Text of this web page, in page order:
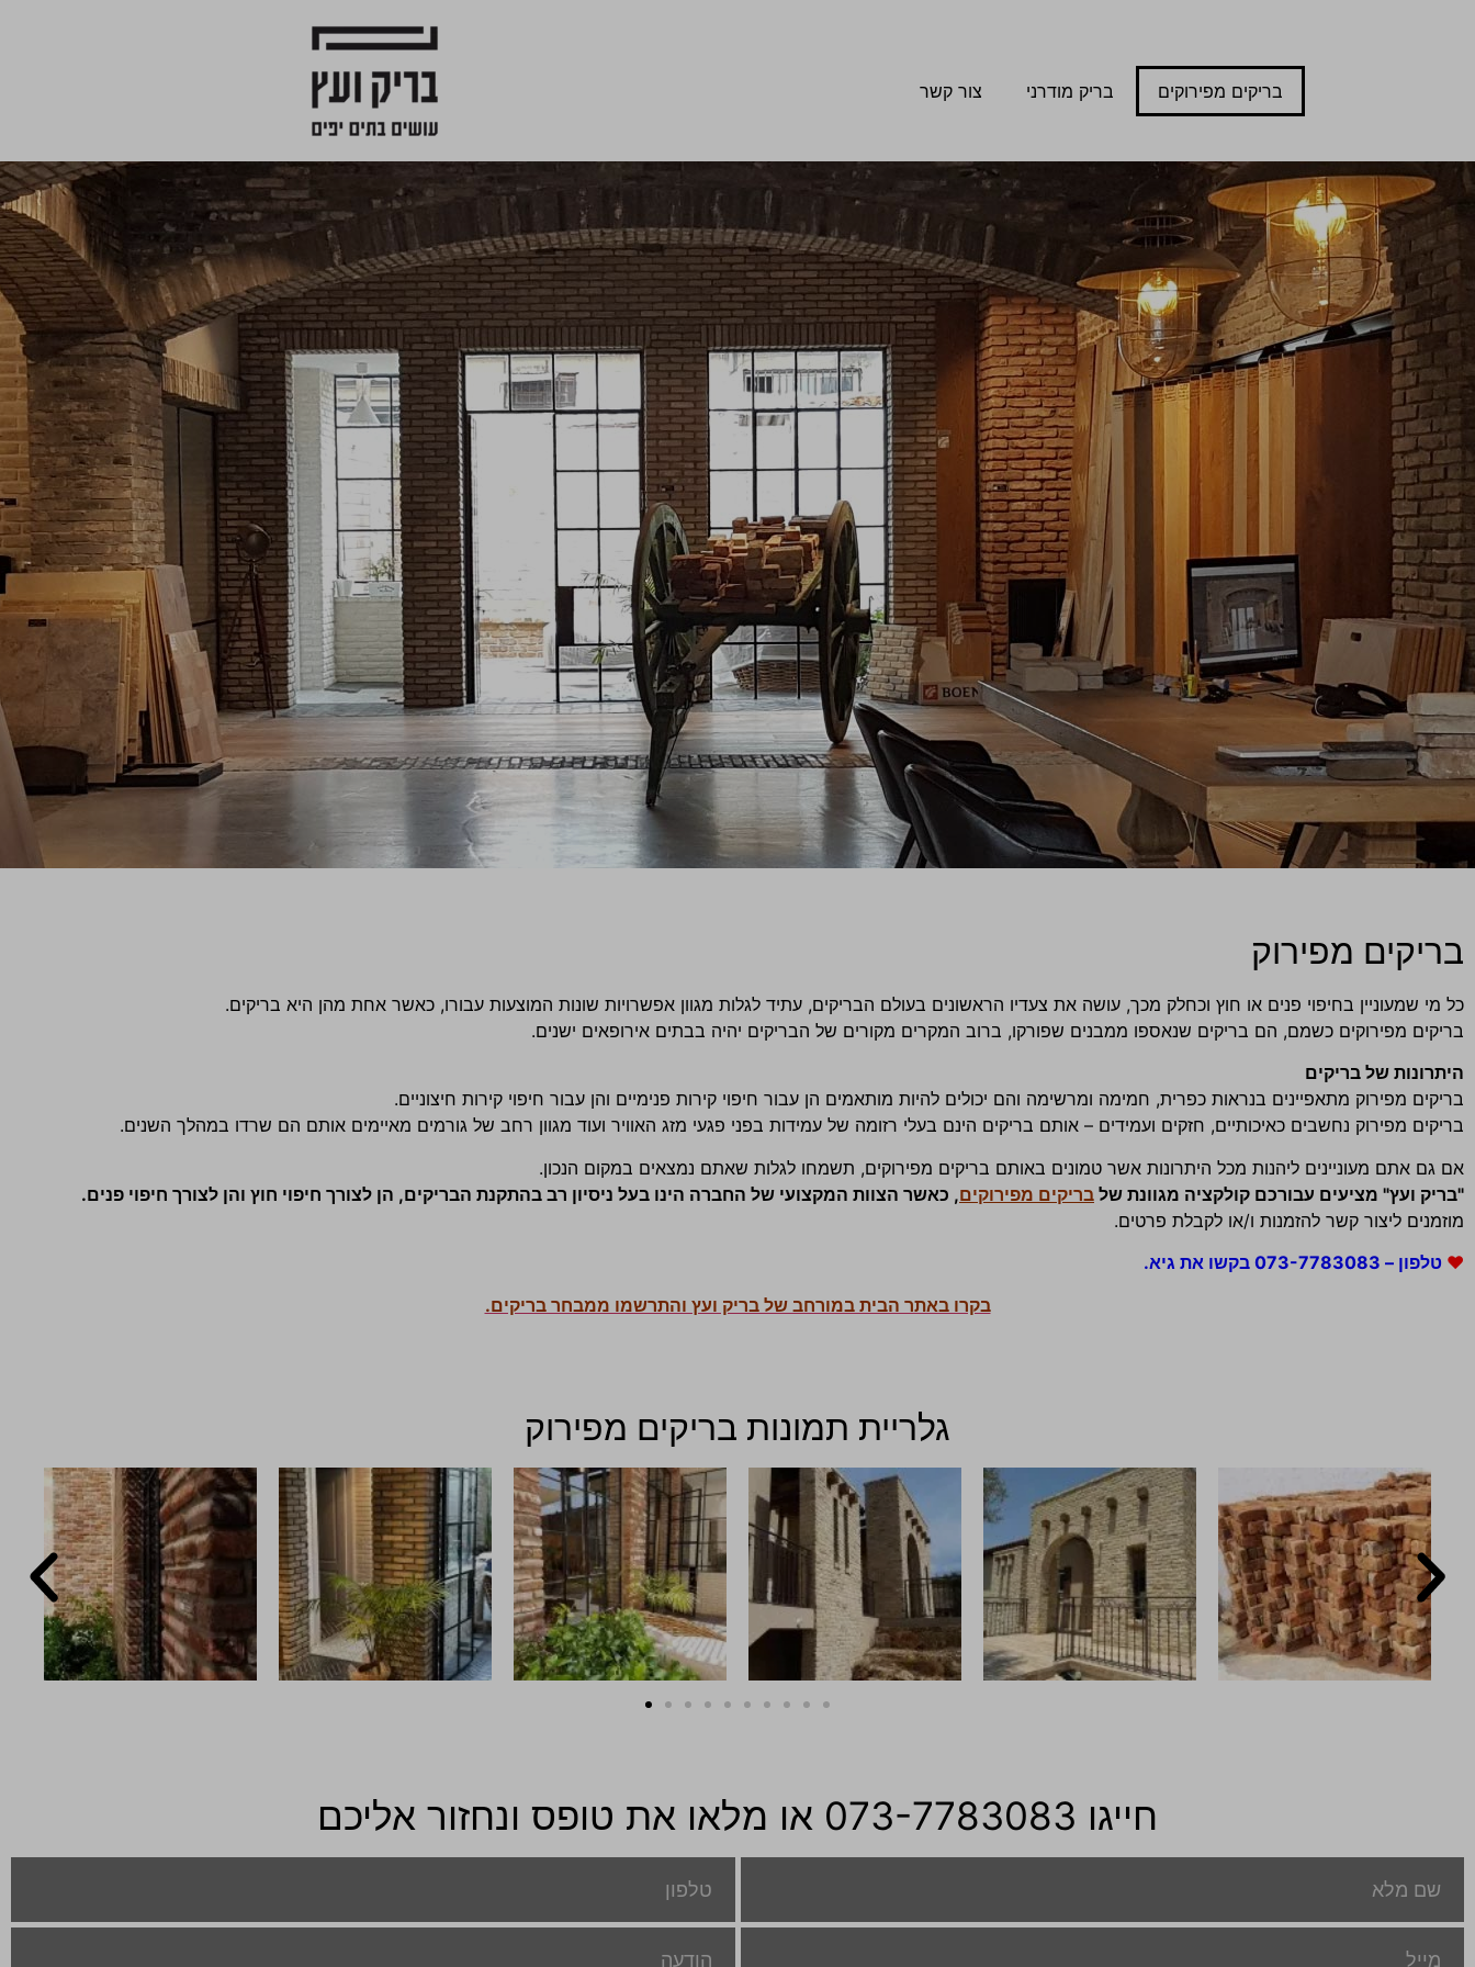
בריקים מפירוקים בריק מודרני צור קשר
בריקים מפירוק
כל מי שמעוניין בחיפוי פנים או חוץ וכחלק מכך, עושה את צעדיו הראשונים בעולם הבריקים, עתיד לגלות מגוון אפשרויות שונות המוצעות עבורו, כאשר אחת מהן היא בריקים.
בריקים מפירוקים כשמם, הם בריקים שנאספו ממבנים שפורקו, ברוב המקרים מקורים של הבריקים יהיה בבתים אירופאים ישנים.
היתרונות של בריקים
בריקים מפירוק מתאפיינים בנראות כפרית, חמימה ומרשימה והם יכולים להיות מותאמים הן עבור חיפוי קירות פנימיים והן עבור חיפוי קירות חיצוניים.
בריקים מפירוק נחשבים כאיכותיים, חזקים ועמידים – אותם בריקים הינם בעלי רזומה של עמידות בפני פגעי מזג האוויר ועוד מגוון רחב של גורמים מאיימים אותם הם שרדו במהלך השנים.
אם גם אתם מעוניינים ליהנות מכל היתרונות אשר טמונים באותם בריקים מפירוקים, תשמחו לגלות שאתם נמצאים במקום הנכון.
"בריק ועץ" מציעים עבורכם קולקציה מגוונת של בריקים מפירוקים, כאשר הצוות המקצועי של החברה הינו בעל ניסיון רב בהתקנת הבריקים, הן לצורך חיפוי חוץ והן לצורך חיפוי פנים.
מוזמנים ליצור קשר להזמנות ו/או לקבלת פרטים.
♥ טלפון – 073-7783083 בקשו את גיא.
בקרו באתר הבית במורחב של בריק ועץ והתרשמו ממבחר בריקים.
גלריית תמונות בריקים מפירוק
חייגו 073-7783083 או מלאו את טופס ונחזור אליכם